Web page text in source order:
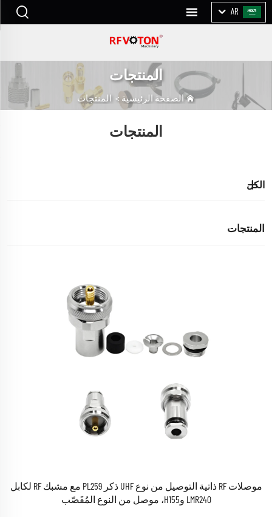
AR
المنتجات
الصفحة الرئيسية > المنتجات
المنتجات
الكل
المنتجات
موصلات RF ذاتية التوصيل من نوع UHF ذكر PL259 مع مشبك RF لكابل
LMR240 وH155، موصل من النوع المُقَصّب